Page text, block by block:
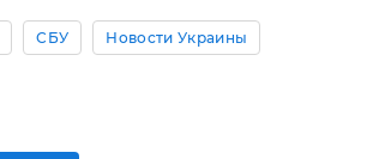
СБУ Новости Украины